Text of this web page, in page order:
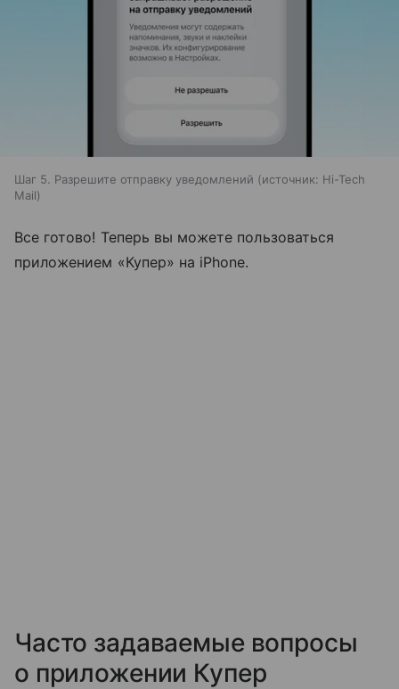
Шаг 5. Разрешите отправку уведомлений источник: Hi-Tech
Mail
Все готово! Теперь вы можете пользоваться
приложением «Купер» на iPhone.
Часто задаваемые вопросы
о приложении Купер